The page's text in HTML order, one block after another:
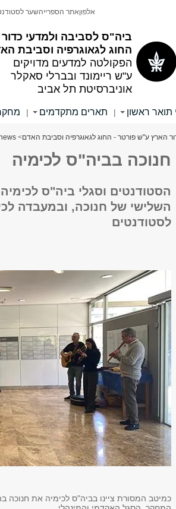
ביה"ס לסביבה ולמדעי
החוג לגאוגרפיה וסביבת
הפקולטה למדעים מדויקים
ע"ש ריימונד ובברלי סאקלר
אוניברסיטת תל אביב
אלפוןאתר הספרייהשער
תואר ראשון | תארים מתקדמים |
הארץ ע"ש פורטר - החוג לגאוגרפיה וסביבת האדם>
חנוכה בביה"ס לכימיה
הסטודנטים וסגלי ביה"ס
השלישי של חנוכה, ובמעבדה
לסטודנטים
כמיטב המסורת ציינו בביה"ס לכימיה את חנוכה